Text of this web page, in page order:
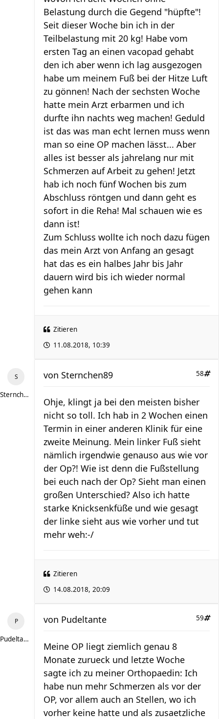
Belastung durch die Gegend "hüpfte"!
Seit dieser Woche bin ich in der
Teilbelastung mit 20 kg! Habe vom
ersten Tag an einen vacopad gehabt
den ich aber wenn ich lag ausgezogen
habe um meinem Fuß bei der Hitze Luft
zu gönnen! Nach der sechsten Woche
hatte mein Arzt erbarmen und ich
durfte ihn nachts weg machen! Geduld
ist das was man echt lernen muss wenn
man so eine OP machen lässt... Aber
alles ist besser als jahrelang nur mit
Schmerzen auf Arbeit zu gehen! Jetzt
hab ich noch fünf Wochen bis zum
Abschluss röntgen und dann geht es
sofort in die Reha! Mal schauen wie es
dann ist!
Zum Schluss wollte ich noch dazu fügen
das mein Arzt von Anfang an gesagt
hat das es ein halbes Jahr bis Jahr
dauern wird bis ich wieder normal
gehen kann
Zitieren
11.08.2018, 10:39
Sternchen89
58
von Sternchen89
Ohje, klingt ja bei den meisten bisher
nicht so toll. Ich hab in 2 Wochen einen
Termin in einer anderen Klinik für eine
zweite Meinung. Mein linker Fuß sieht
nämlich irgendwie genauso aus wie vor
der Op?! Wie ist denn die Fußstellung
bei euch nach der Op? Sieht man einen
großen Unterschied? Also ich hatte
starke Knicksenkfüße und wie gesagt
der linke sieht aus wie vorher und tut
mehr weh:-/
Zitieren
14.08.2018, 20:09
Pudeltante
59
von Pudeltante
Meine OP liegt ziemlich genau 8
Monate zurueck und letzte Woche
sagte ich zu meiner Orthopaedin: Ich
habe nun mehr Schmerzen als vor der
OP, vor allem auch an Stellen, wo ich
vorher keine hatte und als zusaetzliche